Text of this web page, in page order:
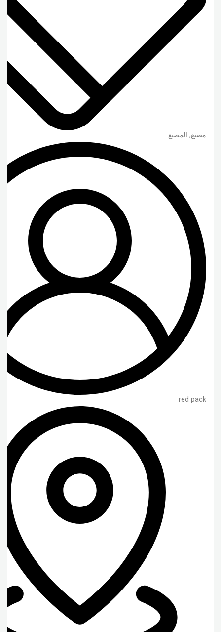
مصنع, المصنع
red pack